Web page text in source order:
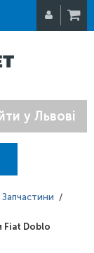
у Львові
Запчастини /
Fiat Doblo